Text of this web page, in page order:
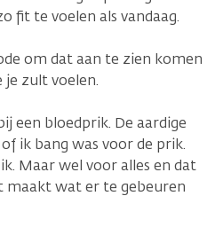
fit te voelen als vandaag.
om dat aan te zien komen
zult voelen.
een bloedprik. De aardige
ik bang was voor de prik.
Maar wel voor alles en dat
maakt wat er te gebeuren